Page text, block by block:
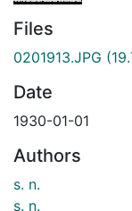
Files
0201913.JPG
Date
1930-01-01
Authors
s. n.
s. n.